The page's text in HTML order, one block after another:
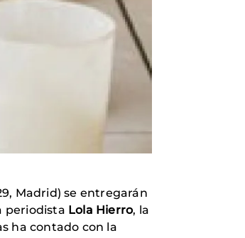
Madrid) se entregarán
periodista Lola Hierro, la
ha contado con la